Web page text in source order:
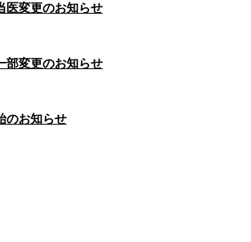
変更のお知らせ
変更のお知らせ
お知らせ